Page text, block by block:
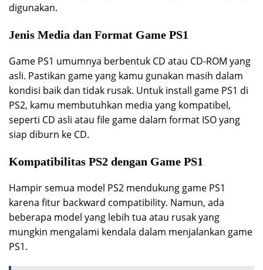
digunakan.
Jenis Media dan Format Game PS1
Game PS1 umumnya berbentuk CD atau CD-ROM yang
asli. Pastikan game yang kamu gunakan masih dalam
kondisi baik dan tidak rusak. Untuk install game PS1 di
PS2, kamu membutuhkan media yang kompatibel,
seperti CD asli atau file game dalam format ISO yang
siap diburn ke CD.
Kompatibilitas PS2 dengan Game PS1
Hampir semua model PS2 mendukung game PS1
karena fitur backward compatibility. Namun, ada
beberapa model yang lebih tua atau rusak yang
mungkin mengalami kendala dalam menjalankan game
PS1.